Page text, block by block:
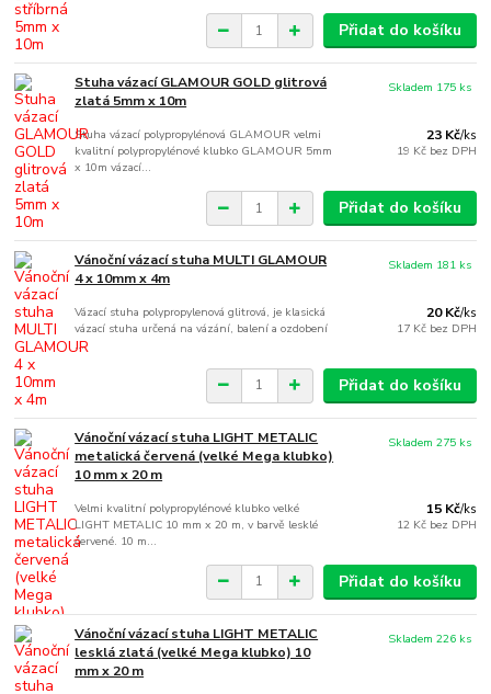
Přidat do košíku
Stuha vázací GLAMOUR GOLD glitrová
zlatá 5mm x 10m
Stuha vázací polypropylénová GLAMOUR velmi
kvalitní polypropylénové klubko GLAMOUR 5mm
x 10m vázací...
23 Kč/ks
19 Kč bez DPH
Skladem 175 ks
Přidat do košíku
Vánoční vázací stuha MULTI GLAMOUR
4 x 10mm x 4m
Vázací stuha polypropylenová glitrová, je klasická
vázací stuha určená na vázání, balení a ozdobení
...
20 Kč/ks
17 Kč bez DPH
Skladem 181 ks
Přidat do košíku
Vánoční vázací stuha LIGHT METALIC
metalická červená (velké Mega klubko)
10 mm x 20 m
Velmi kvalitní polypropylénové klubko velké
LIGHT METALIC 10 mm x 20 m, v barvě lesklé
červené. 10 m...
15 Kč/ks
12 Kč bez DPH
Skladem 275 ks
Přidat do košíku
Vánoční vázací stuha LIGHT METALIC
lesklá zlatá (velké Mega klubko) 10
mm x 20 m
Skladem 226 ks